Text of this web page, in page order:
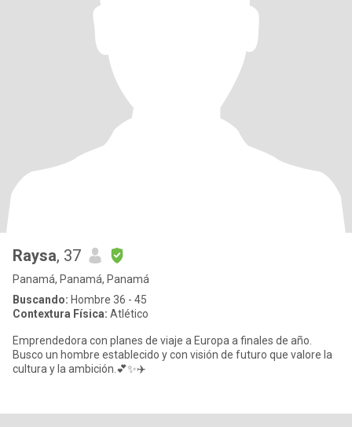
Raysa, 37
Panamá, Panamá, Panamá
Buscando: Hombre 36 - 45
Contextura Física: Atlético
Emprendedora con planes de viaje a Europa a finales de año.
Busco un hombre establecido y con visión de futuro que valore la
cultura y la ambición.💕✨️✈️